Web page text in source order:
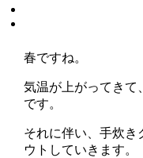
春ですね。
気温が上がってきて
です。
それに伴い、手炊き
ウトしていきます。